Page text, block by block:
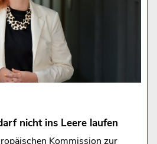
nicht ins Leere laufen
Kommission zur